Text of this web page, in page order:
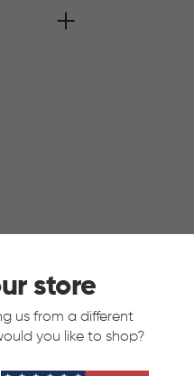
store
us from a different
you like to shop?